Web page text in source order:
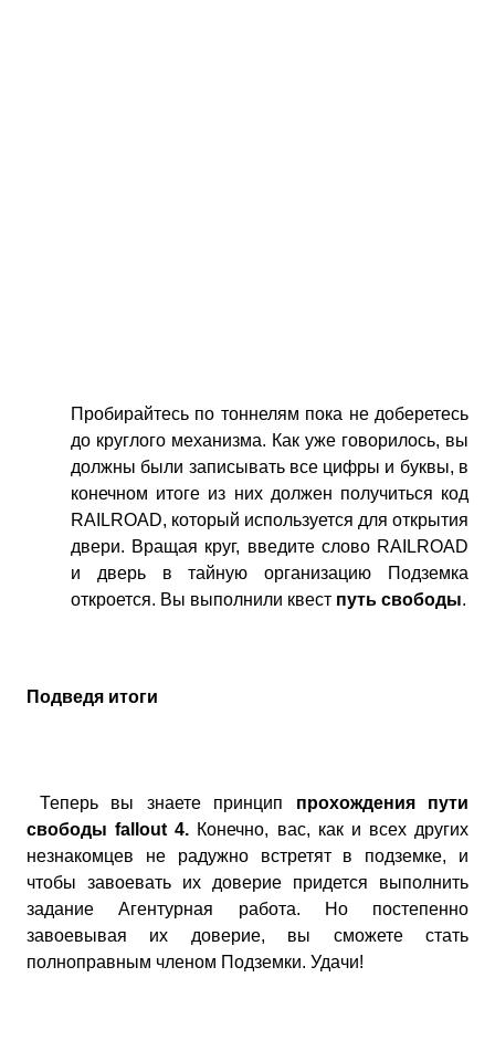
Пробирайтесь по тоннелям пока не доберетесь
до круглого механизма. Как уже говорилось, вы
должны были записывать все цифры и буквы, в
конечном итоге из них должен получиться код
RAILROAD, который используется для открытия
двери. Вращая круг, введите слово RAILROAD
и дверь в тайную организацию Подземка
откроется. Вы выполнили квест путь свободы.
Подведя итоги
Теперь вы знаете принцип прохождения пути
свободы fallout 4. Конечно, вас, как и всех других
незнакомцев не радужно встретят в подземке, и
чтобы завоевать их доверие придется выполнить
задание Агентурная работа. Но постепенно
завоевывая их доверие, вы сможете стать
полноправным членом Подземки. Удачи!